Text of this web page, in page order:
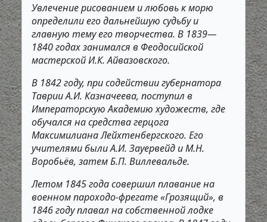
Увлечение рисованием и любовь к морю
определили его дальнейшую судьбу и
главную тему его творчества. В 1839—
1840 годах занимался в Феодосийской
мастерской И.К. Айвазовского.
В 1842 году, при содействии губернатора
Таврии А.И. Казначеева, поступил в
Императорскую Академию художеств, где
обучался на средства герцога
Максимилиана Лейхтенбергского. Его
учителями были А.И. Зауервейд и М.Н.
Воробьёв, затем Б.П. Виллевальде.
Летом 1845 года совершил плавание на
военном пароходо-фрегате «Грозящий», в
1846 году плавал на собственной лодке